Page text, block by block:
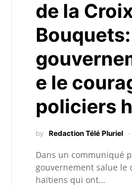
de la
e le
policiers
by Redaction Télé Pluriel
Dans un communiqué
gouvernement salue le
haïtiens qui ont…